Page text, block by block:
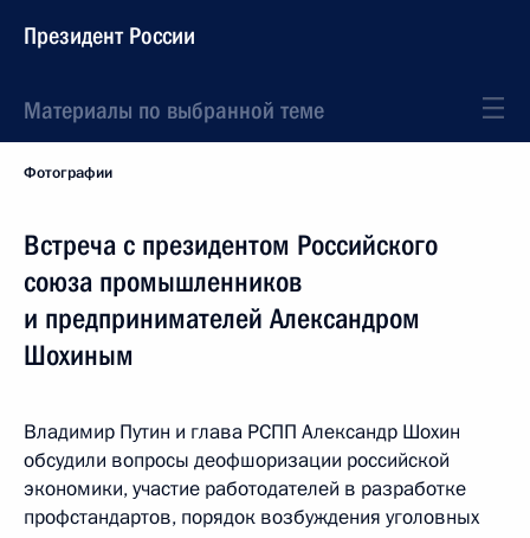
Президент России
Материалы по выбранной теме
Фотографии
Встреча с президентом Российского
союза промышленников
и предпринимателей Александром
Шохиным
Владимир Путин и глава РСПП Александр Шохин
обсудили вопросы деофшоризации российской
экономики, участие работодателей в разработке
профстандартов, порядок возбуждения уголовных